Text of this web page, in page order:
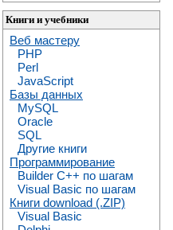
Книги и учебники
Веб мастеру
PHP
Perl
JavaScript
Базы данных
MySQL
Oracle
SQL
Другие книги
Программирование
Builder C++ по шагам
Visual Basic по шагам
Книги download (.ZIP)
Visual Basic